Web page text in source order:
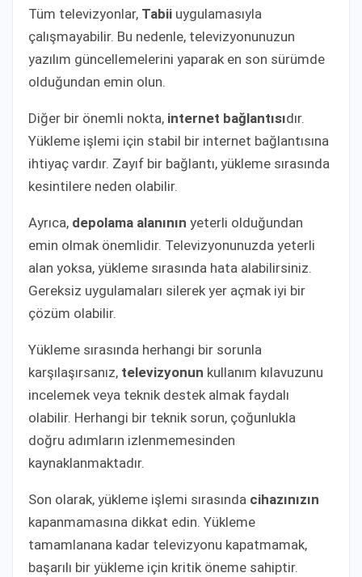
Tüm televizyonlar, Tabii uygulamasıyla
çalışmayabilir. Bu nedenle, televizyonunuzun
yazılım güncellemelerini yaparak en son sürümde
olduğundan emin olun.
Diğer bir önemli nokta, internet bağlantısıdır.
Yükleme işlemi için stabil bir internet bağlantısına
ihtiyaç vardır. Zayıf bir bağlantı, yükleme sırasında
kesintilere neden olabilir.
Ayrıca, depolama alanının yeterli olduğundan
emin olmak önemlidir. Televizyonunuzda yeterli
alan yoksa, yükleme sırasında hata alabilirsiniz.
Gereksiz uygulamaları silerek yer açmak iyi bir
çözüm olabilir.
Yükleme sırasında herhangi bir sorunla
karşılaşırsanız, televizyonun kullanım kılavuzunu
incelemek veya teknik destek almak faydalı
olabilir. Herhangi bir teknik sorun, çoğunlukla
doğru adımların izlenmemesinden
kaynaklanmaktadır.
Son olarak, yükleme işlemi sırasında cihazınızın
kapanmamasına dikkat edin. Yükleme
tamamlanana kadar televizyonu kapatmamak,
başarılı bir yükleme için kritik öneme sahiptir.